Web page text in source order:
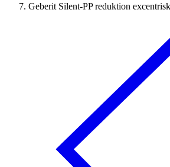
Geberit Silent-PP reduktion excentrisk